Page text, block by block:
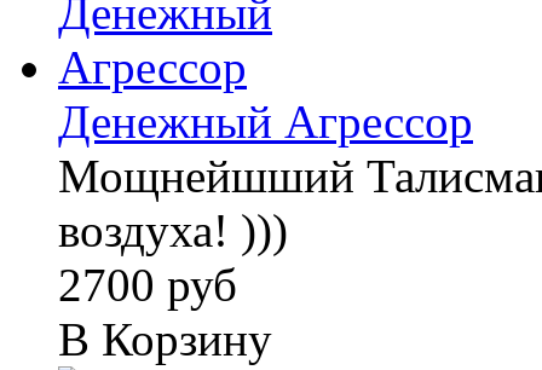
Денежный Агрессор
Мощнейшший
воздуха! )))
2700 руб
В Корзину